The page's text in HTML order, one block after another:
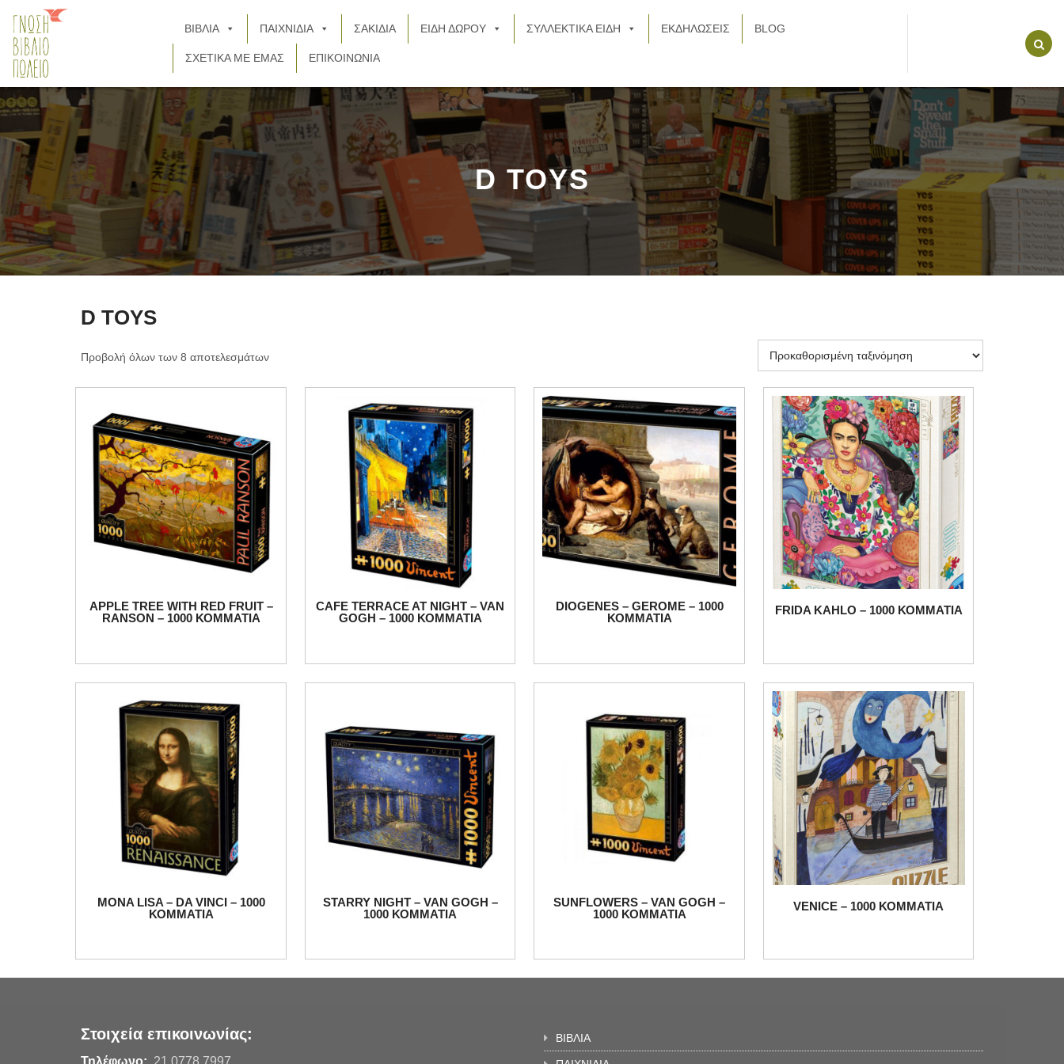
ΒΙΒΛΙΑ ΠΑΙΧΝΙΔΙΑ ΣΑΚΙΔΙΑ ΕΙΔΗ ΔΩΡΟΥ ΣΥΛΛΕΚΤΙΚΑ ΕΙΔΗ ΕΚΔΗΛΩΣΕΙΣ BLOG
ΣΧΕΤΙΚΑ ΜΕ ΕΜΑΣ ΕΠΙΚΟΙΝΩΝΙΑ
D TOYS
D TOYS
Προβολή όλων των 8 αποτελεσμάτων
APPLE TREE WITH RED FRUIT –
RANSON – 1000 ΚΟΜΜΑΤΙΑ
CAFE TERRACE AT NIGHT – VAN
GOGH – 1000 ΚΟΜΜΑΤΙΑ
DIOGENES – GEROME – 1000
ΚΟΜΜΑΤΙΑ
FRIDA KAHLO – 1000 ΚΟΜΜΑΤΙΑ
MONA LISA – DA VINCI – 1000
ΚΟΜΜΑΤΙΑ
STARRY NIGHT – VAN GOGH –
1000 ΚΟΜΜΑΤΙΑ
SUNFLOWERS – VAN GOGH –
1000 ΚΟΜΜΑΤΙΑ
VENICE – 1000 ΚΟΜΜΑΤΙΑ
Στοιχεία επικοινωνίας: ΒΙΒΛΙΑ